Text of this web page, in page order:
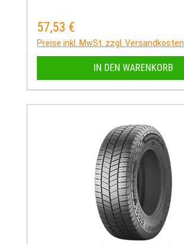
Regulärer Preis:
57,53 €
Preise inkl. MwSt. zzgl. Versandkosten
IN DEN WARENKORB